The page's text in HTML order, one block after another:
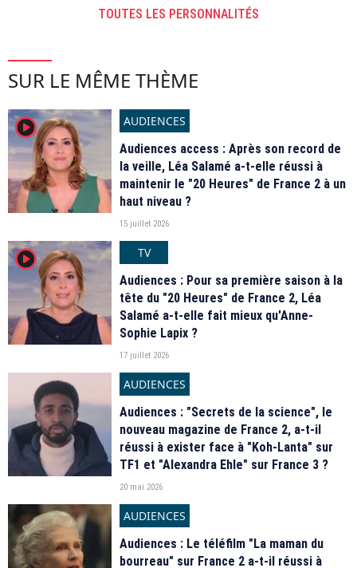
TOUTES LES PERSONNALITÉS
SUR LE MÊME THÈME
player2
AUDIENCES
Audiences access : Après son record de
la veille, Léa Salamé a-t-elle réussi à
maintenir le "20 Heures" de France 2 à un
haut niveau ?
15 juillet 2026
player2
TV
Audiences : Pour sa première saison à la
tête du "20 Heures" de France 2, Léa
Salamé a-t-elle fait mieux qu'Anne-
Sophie Lapix ?
17 juillet 2026
AUDIENCES
Audiences : "Secrets de la science", le
nouveau magazine de France 2, a-t-il
réussi à exister face à "Koh-Lanta" sur
TF1 et "Alexandra Ehle" sur France 3 ?
20 mai 2026
AUDIENCES
Audiences : Le téléfilm "La maman du
bourreau" sur France 2 a-t-il réussi à